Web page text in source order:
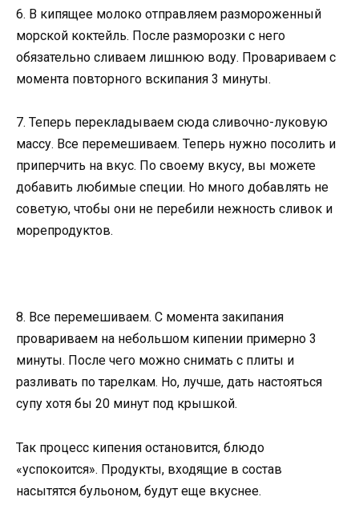
6. В кипящее молоко отправляем размороженный
морской коктейль. После разморозки с него
обязательно сливаем лишнюю воду. Провариваем с
момента повторного вскипания 3 минуты.
7. Теперь перекладываем сюда сливочно-луковую
массу. Все перемешиваем. Теперь нужно посолить и
приперчить на вкус. По своему вкусу, вы можете
добавить любимые специи. Но много добавлять не
советую, чтобы они не перебили нежность сливок и
морепродуктов.
8. Все перемешиваем. С момента закипания
провариваем на небольшом кипении примерно 3
минуты. После чего можно снимать с плиты и
разливать по тарелкам. Но, лучше, дать настояться
супу хотя бы 20 минут под крышкой.
Так процесс кипения остановится, блюдо
«успокоится». Продукты, входящие в состав
насытятся бульоном, будут еще вкуснее.